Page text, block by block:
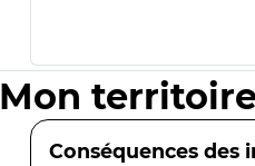
Mon
Conséquences des